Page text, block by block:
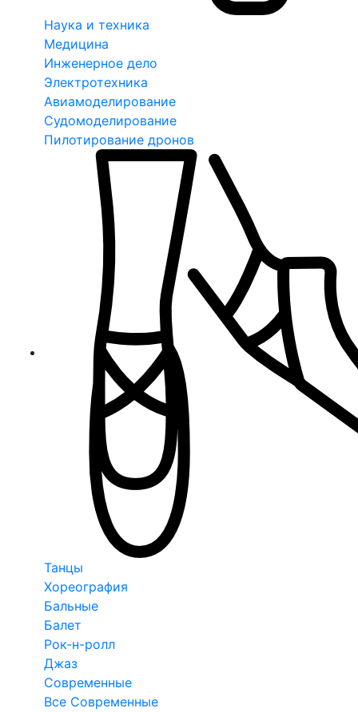
Наука и техника
Медицина
Инженерное дело
Электротехника
Авиамоделирование
Судомоделирование
Пилотирование дронов
Танцы
Хореография
Бальные
Балет
Рок-н-ролл
Джаз
Современные
Все Современные